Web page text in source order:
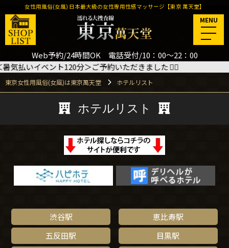
Web予約/24時間OK 電話受付/10：00～22：00
女性用風俗(女風) 日本最大級の女性専用性感マッサージ【東京 萬天堂】
MENU
東京女性用風俗(女風)は東京萬天堂 ホテルリスト
ご予約いただきました🙇‍♂️ 8/15(土) 13:30 広島萬
ホテルリスト
渋谷駅
恵比寿駅
五反田駅
目黒駅